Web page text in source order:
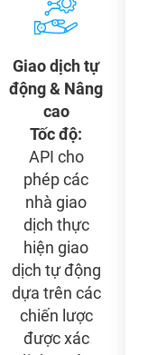
Giao dịch tự
động & Nâng
cao
Tốc độ:
API cho
phép các
nhà giao
dịch thực
hiện giao
dịch tự động
dựa trên các
chiến lược
được xác